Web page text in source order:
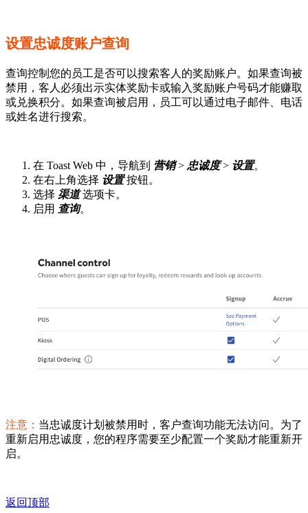
设置忠诚度账户查询
查询控制您的员工是否可以搜索客人的奖励账户。如果查询被
禁用，客人必须出示实体奖励卡或输入奖励账户号码才能赚取
或兑换积分。如果查询被启用，员工可以通过电子邮件、电话
或姓名进行搜索。
在 Toast Web 中，导航到 营销> 忠诚度> 设置。
在右上角选择 设置按钮。
选择 渠道选项卡。
启用 查询。
注意： 当忠诚度计划被禁用时，客户查询功能无法访问。为了
重新启用忠诚度，您的程序需要至少配置一个奖励才能重新开
启。
返回顶部